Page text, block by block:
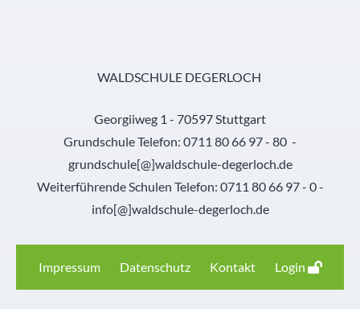
WALDSCHULE DEGERLOCH
Georgiiweg 1 - 70597 Stuttgart
Grundschule Telefon: 0711 80 66 97 - 80 -
grundschule[@]waldschule-degerloch.de
Weiterführende Schulen Telefon: 0711 80 66 97 - 0 -
info[@]waldschule-degerloch.de
Impressum Datenschutz Kontakt Login